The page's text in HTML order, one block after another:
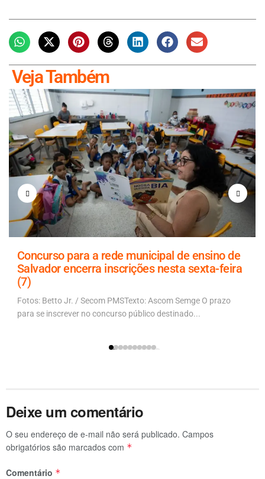
Veja Também
Concurso para a rede municipal de ensino de
Salvador encerra inscrições nesta sexta-feira
(7)
Fotos: Betto Jr. / Secom PMSTexto: Ascom Semge O prazo
para se inscrever no concurso público destinado...
Deixe um comentário
O seu endereço de e-mail não será publicado. Campos
obrigatórios são marcados com *
Comentário *